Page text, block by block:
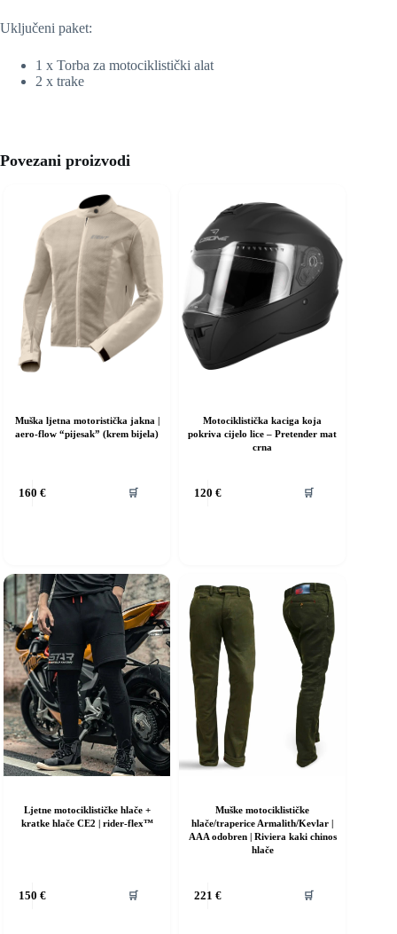
Uključeni paket:
1 x Torba za motociklistički alat
2 x trake
Povezani proizvodi
Muška ljetna motoristička jakna |
aero-flow “pijesak” (krem bijela)
160 € 🛒
Motociklistička kaciga koja
pokriva cijelo lice – Pretender mat
crna
120 € 🛒
proizvod
se
mogu
odabrati
na
stranici
proizvoda
Ljetne motociklističke hlače +
kratke hlače CE2 | rider-flex™
150 € 🛒
Muške motociklističke
hlače/traperice Armalith/Kevlar |
AAA odobren | Riviera kaki chinos
hlače
221 € 🛒
proizvod